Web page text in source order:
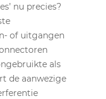
nu precies?
of uitgangen
als
de aanwezige